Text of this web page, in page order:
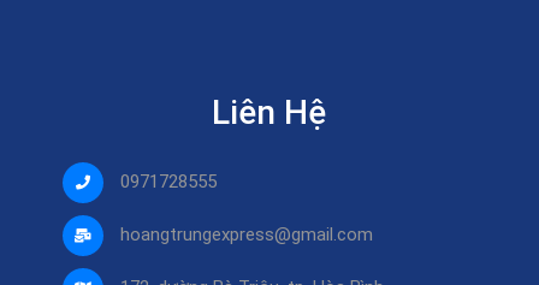
Liên Hệ
0971728555
hoangtrungexpress@gmail.com